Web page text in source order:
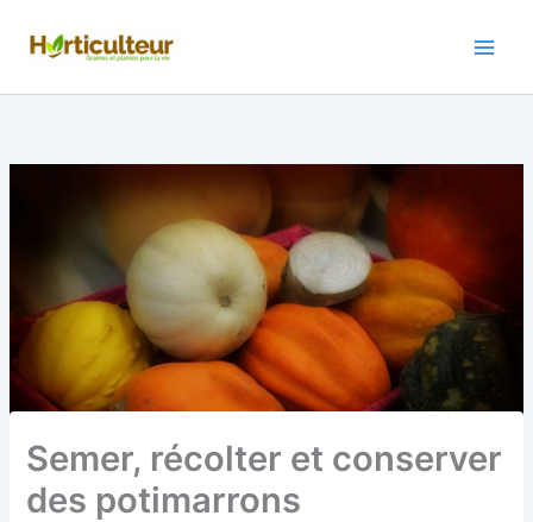
Semer, récolter et conserver
des potimarrons